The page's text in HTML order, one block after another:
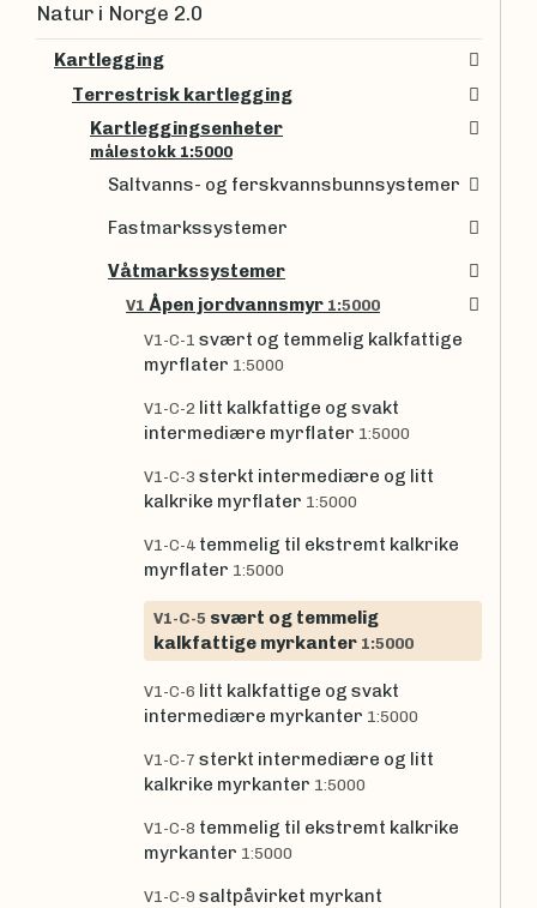
Natur i Norge 2.0
Kartlegging
Terrestrisk kartlegging
Kartleggingsenheter
målestokk 1:5000
Saltvanns- og ferskvannsbunnsystemer
Fastmarkssystemer
Våtmarkssystemer
V1 Åpen jordvannsmyr 1:5000
V1-C-1 svært og temmelig kalkfattige
myrflater 1:5000
V1-C-2 litt kalkfattige og svakt
intermediære myrflater 1:5000
V1-C-3 sterkt intermediære og litt
kalkrike myrflater 1:5000
V1-C-4 temmelig til ekstremt kalkrike
myrflater 1:5000
V1-C-5 svært og temmelig
kalkfattige myrkanter 1:5000
V1-C-6 litt kalkfattige og svakt
intermediære myrkanter 1:5000
V1-C-7 sterkt intermediære og litt
kalkrike myrkanter 1:5000
V1-C-8 temmelig til ekstremt kalkrike
myrkanter 1:5000
V1-C-9 saltpåvirket myrkant